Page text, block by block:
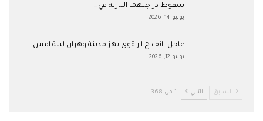
سقوط دراجتهما النارية في…
يوليو 14, 2026
عاجل…انف ج ا ر قوي يهز مدينة وهران ليلة امس
يوليو 12, 2026
السابق التالي 1 من 368